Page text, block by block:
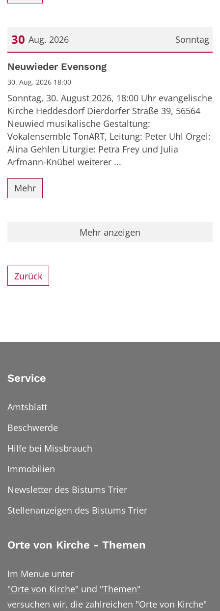
Sonntag
30 Aug. 2026
Datum: 30. August 2026
Neuwieder Evensong
30. Aug. 2026 18:00
Sonntag, 30. August 2026, 18:00 Uhr evangelische
Kirche Heddesdorf Dierdorfer Straße 39, 56564
Neuwied musikalische Gestaltung:
Vokalensemble TonART, Leitung: Peter Uhl Orgel:
Alina Gehlen Liturgie: Petra Frey und Julia
Arfmann-Knübel weiterer ...
Mehr
Mehr anzeigen
Zurück
Service
Amtsblatt
Beschwerde
Hilfe bei Missbrauch
Immobilien
Newsletter des Bistums Trier
Stellenanzeigen des Bistums Trier
Orte von Kirche - Themen
Im Menue unter
"Orte von Kirche" und "Themen"
versuchen wir, die zahlreichen "Orte von Kirche"